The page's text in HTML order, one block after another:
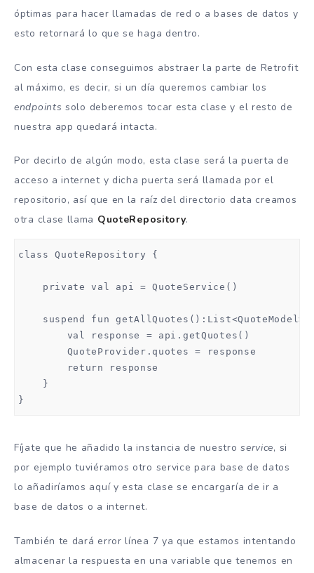
óptimas para hacer llamadas de red o a bases de datos y
esto retornará lo que se haga dentro.
Con esta clase conseguimos abstraer la parte de Retrofit
al máximo, es decir, si un día queremos cambiar los
endpoints solo deberemos tocar esta clase y el resto de
nuestra app quedará intacta.
Por decirlo de algún modo, esta clase será la puerta de
acceso a internet y dicha puerta será llamada por el
repositorio, así que en la raíz del directorio data creamos
otra clase llama QuoteRepository.
class QuoteRepository {
    private val api = QuoteService()
    suspend fun getAllQuotes():List<QuoteModel>{
        val response = api.getQuotes()
        QuoteProvider.quotes = response
        return response
    }
}
Fíjate que he añadido la instancia de nuestroservice, si
por ejemplo tuviéramos otro service para base de datos
lo añadiríamos aquí y esta clase se encargaría de ir a
base de datos o a internet.
También te dará error línea 7 ya que estamos intentando
almacenar la respuesta en una variable que tenemos en